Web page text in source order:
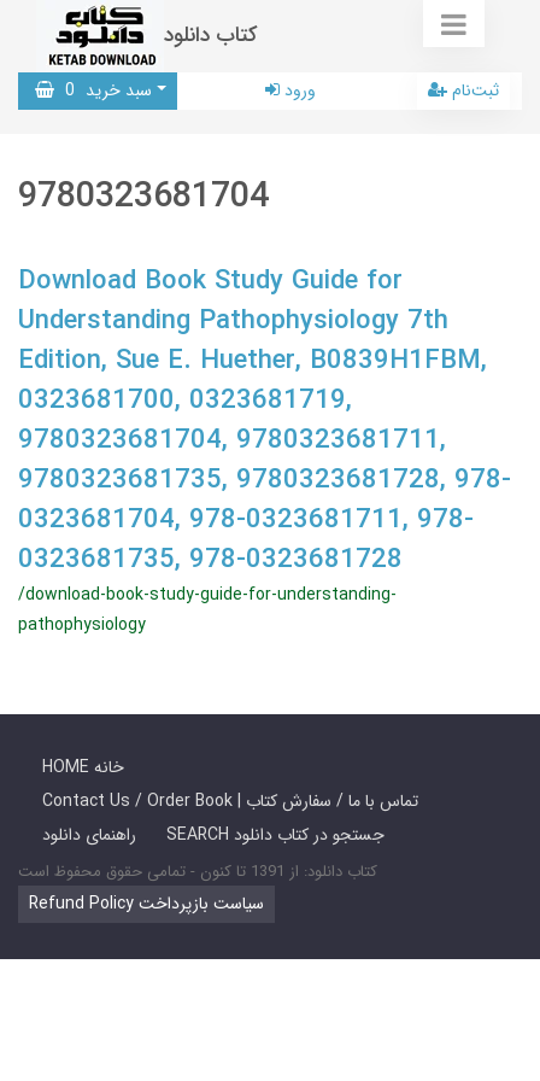
کتاب دانلود
سبد خرید 0 ورود ثبت‌نام
9780323681704
Download Book Study Guide for
Understanding Pathophysiology 7th
Edition, Sue E. Huether, B0839H1FBM,
0323681700, 0323681719,
9780323681704, 9780323681711,
9780323681735, 9780323681728, 978-
0323681704, 978-0323681711, 978-
0323681735, 978-0323681728
/download-book-study-guide-for-understanding-
pathophysiology
HOME خانه
Contact Us / Order Book | تماس با ما / سفارش کتاب
راهنمای دانلود
SEARCH جستجو در کتاب دانلود
کتاب دانلود: از 1391 تا کنون - تمامی حقوق محفوظ است
Refund Policy سیاست بازپرداخت